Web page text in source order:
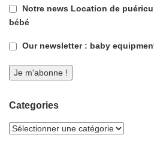
Notre news Location de
bébé
Our newsletter : baby
Categories